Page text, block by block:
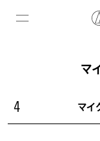
マ
4 マイ